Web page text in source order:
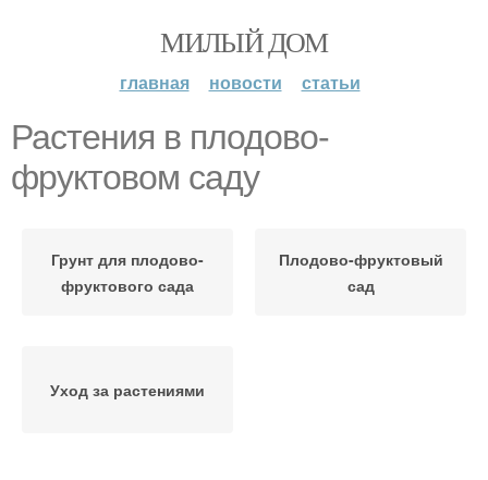
МИЛЫЙ ДОМ
главная новости статьи
Растения в плодово-
фруктовом саду
Грунт для плодово-
фруктового сада
Плодово-фруктовый
сад
Уход за растениями